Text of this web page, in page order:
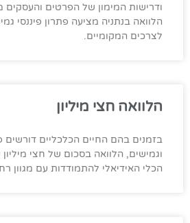
ודרישות המימון של הפרטים
הלוואה בנתניה מציעה פתרון פיננסי
לצרכים המקומיים.
הלוואה חצי מיליון
בזמנים בהם החיים הכלכליים דורשים
וגמישים, הלוואה בסכום של חצי
הכלי האידיאלי להתמודדות עם מגוון